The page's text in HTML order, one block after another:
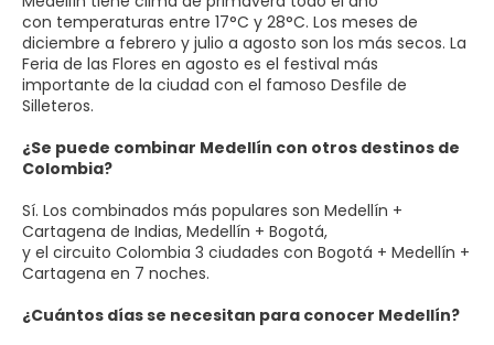
con temperaturas entre 17°C y 28°C. Los meses de
diciembre a febrero y julio a agosto son los más secos. La
Feria de las Flores en agosto es el festival más
importante de la ciudad con el famoso Desfile de
Silleteros.
¿Se puede combinar Medellín con otros destinos de
Colombia?
Sí. Los combinados más populares son Medellín +
Cartagena de Indias, Medellín + Bogotá,
y el circuito Colombia 3 ciudades con Bogotá + Medellín +
Cartagena en 7 noches.
¿Cuántos días se necesitan para conocer Medellín?